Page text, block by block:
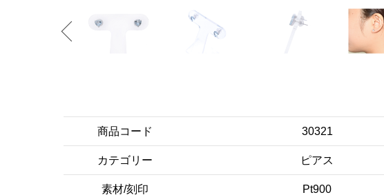
商品コード 30321
カテゴリー ピアス
素材/刻印 Pt900